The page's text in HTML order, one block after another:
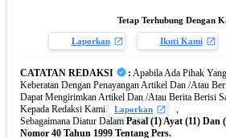
Tetap Terhubung Dengan
Laporkan Ikuti Kami
CATATAN REDAKSI : Apabila Ada Pihak
Keberatan Dengan Penayangan Artikel Dan /Atau
Dapat Mengirimkan Artikel Dan /Atau Berita Berisi
Kepada Redaksi Kami
Laporkan
,
Sebagaimana Diatur DalamPasal (1) Ayat (11)
Nomor 40 Tahun 1999 Tentang Pers.